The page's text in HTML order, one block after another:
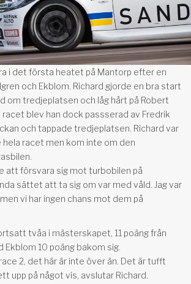
i det första heatet på Mantorp efter en
och Ekblom. Richard gjorde en bra start
om tredjeplatsen och låg hårt på Robert
racet blev han dock passserad av Fredrik
och tappade tredjeplatsen. Richard var
racet men kom inte om den
att försvara sig mot turbobilen på
sättet att ta sig om var med våld. Jag var
vi har ingen chans mot dem på
tvåa i mästerskapet, 11 poäng från
Ekblom 10 poäng bakom sig.
2, det här är inte över än. Det är tufft
upp på något vis, avslutar Richard.